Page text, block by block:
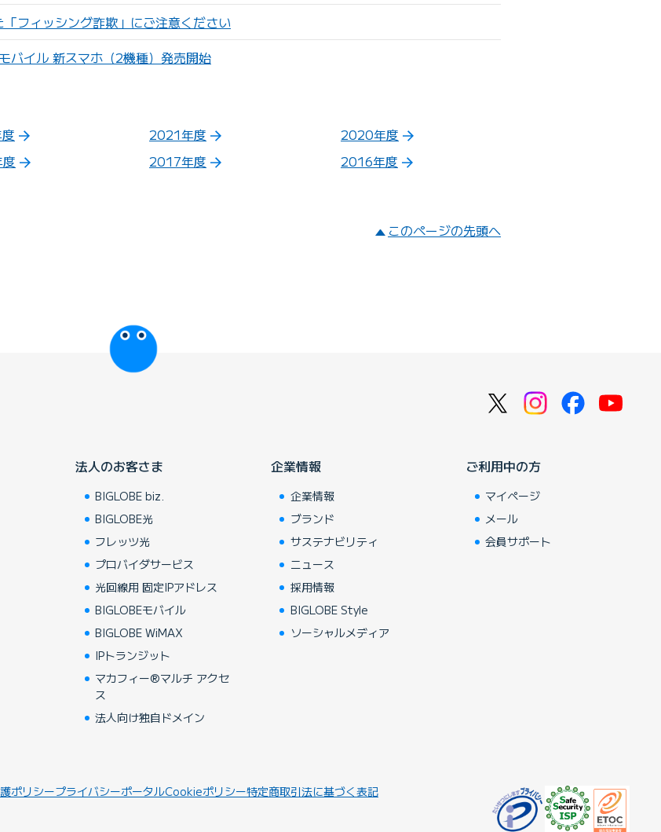
「フィッシング詐欺」にご注意ください
バイル 新スマホ（2機種）発売開始
2021年度
2020年度
2017年度
2016年度
このページの先頭へ
びっぷるのページ
法人のお客さま
BIGLOBE biz.
BIGLOBE光
フレッツ光
プロバイダサービス
光回線用 固定IPアドレス
BIGLOBEモバイル
BIGLOBE WiMAX
IPトランジット
マカフィー®マルチ アクセ
ス
法人向け独自ドメイン
企業情報
企業情報
ブランド
サステナビリティ
ニュース
採用情報
BIGLOBE Style
ソーシャルメディア
ご利用中の方
マイページ
メール
会員サポート
ポリシープライバシーポータルCookieポリシー特定商取引法に基づく表記